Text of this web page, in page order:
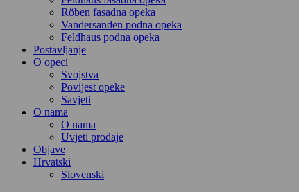
Röben fasadna opeka
Vandersanden podna opeka
Feldhaus podna opeka
Postavljanje
O opeci
Svojstva
Povijest opeke
Savjeti
O nama
O nama
Uvjeti prodaje
Objave
Hrvatski
Slovenski